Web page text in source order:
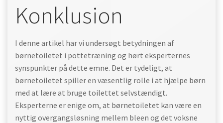
Konklusion
I denne artikel har vi undersøgt betydningen af
børnetoiletet i pottetræning og hørt eksperternes
synspunkter på dette emne. Det er tydeligt, at
børnetoiletet spiller en væsentlig rolle i at hjælpe børn
med at lære at bruge toilettet selvstændigt.
Eksperterne er enige om, at børnetoiletet kan være en
nyttig overgangsløsning mellem bleen og det voksne